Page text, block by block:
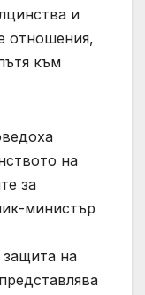
и
отношения,
към
на
за
министър
на